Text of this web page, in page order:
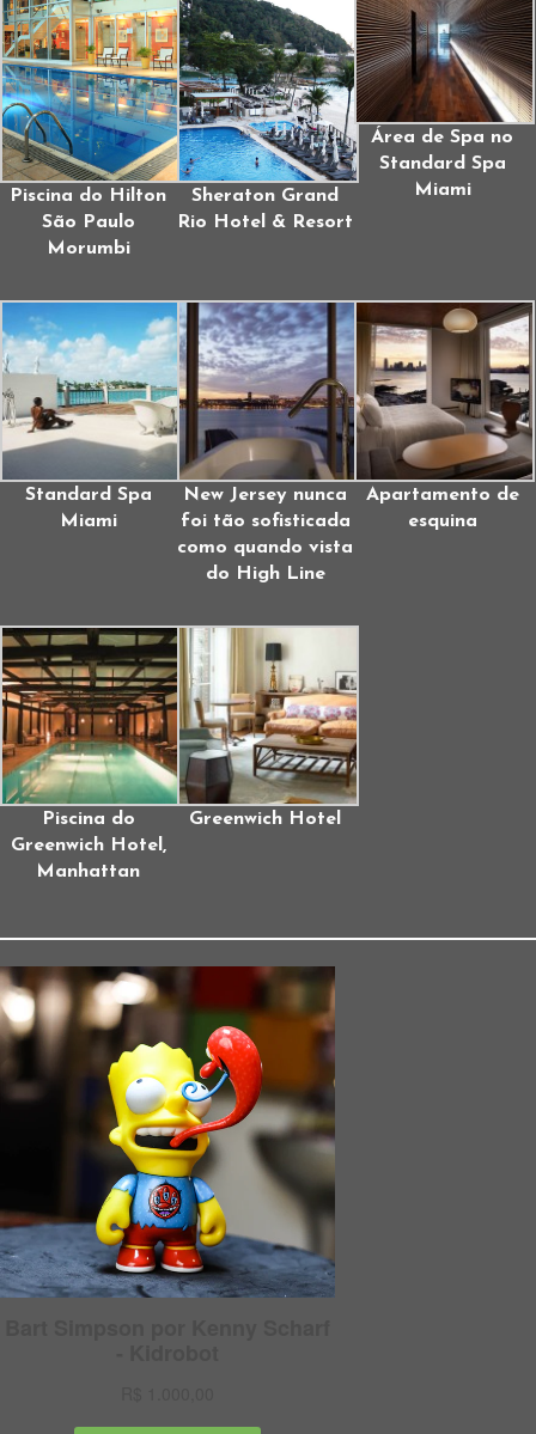
Piscina do Hilton
São Paulo
Morumbi
Sheraton Grand
Rio Hotel & Resort
Área de Spa no
Standard Spa
Miami
Standard Spa
Miami
New Jersey nunca
foi tão sofisticada
como quando vista
do High Line
Apartamento de
esquina
Piscina do
Greenwich Hotel,
Manhattan
Greenwich Hotel